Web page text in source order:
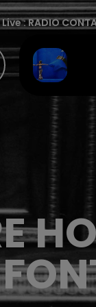
Live :RADIO